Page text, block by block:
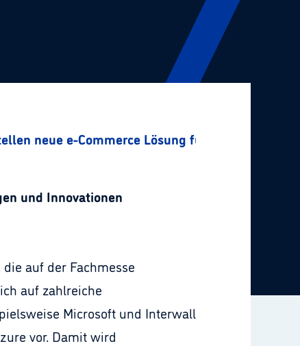
neue e-Commerce Lösung für die Cloud vor
und Innovationen
auf der Fachmesse
auf zahlreiche
Microsoft und Interwall
vor. Damit wird